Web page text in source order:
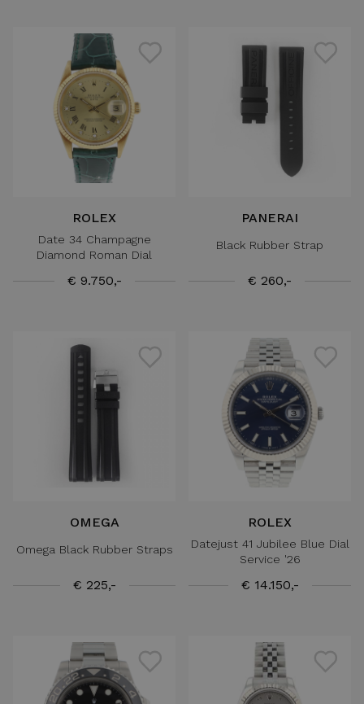
ROLEX
Date 34 Champagne
Diamond Roman Dial
€ 9.750,-
PANERAI
Black Rubber Strap
€ 260,-
OMEGA
Omega Black Rubber Straps
€ 225,-
ROLEX
Datejust 41 Jubilee Blue Dial
Service '26
€ 14.150,-